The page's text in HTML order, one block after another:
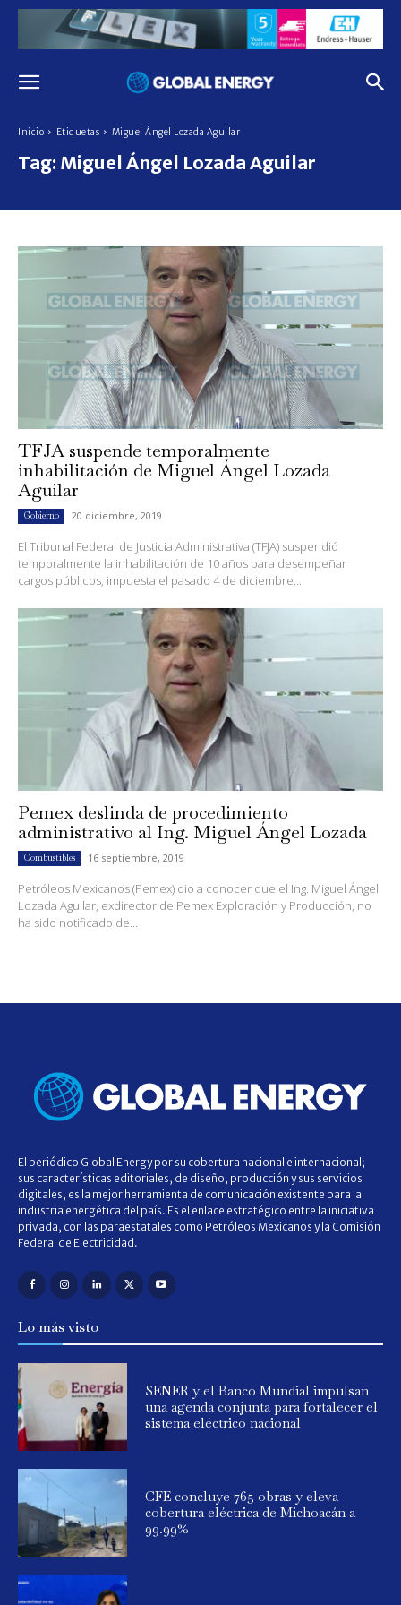
Inicio Etiquetas Miguel Ángel Lozada Aguilar
Tag: Miguel Ángel Lozada Aguilar
TFJA suspende temporalmente
inhabilitación de Miguel Ángel Lozada
Aguilar
Gobierno 20 diciembre, 2019
El Tribunal Federal de Justicia Administrativa (TFJA) suspendió
temporalmente la inhabilitación de 10 años para desempeñar
cargos públicos, impuesta el pasado 4 de diciembre...
Pemex deslinda de procedimiento
administrativo al Ing. Miguel Ángel Lozada
Combustibles 16 septiembre, 2019
Petróleos Mexicanos (Pemex) dio a conocer que el Ing. Miguel Ángel
Lozada Aguilar, exdirector de Pemex Exploración y Producción, no
ha sido notificado de...
El periódico Global Energy por su cobertura nacional e internacional;
sus características editoriales, de diseño, producción y sus servicios
digitales, es la mejor herramienta de comunicación existente para la
industria energética del país. Es el enlace estratégico entre la iniciativa
privada, con las paraestatales como Petróleos Mexicanos y la Comisión
Federal de Electricidad.
Lo más visto
SENER y el Banco Mundial impulsan
una agenda conjunta para fortalecer el
sistema eléctrico nacional
CFE concluye 765 obras y eleva
cobertura eléctrica de Michoacán a
99.99%